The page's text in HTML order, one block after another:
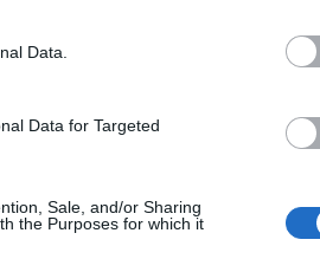
Data.
Data for Targeted
Sale, and/or Sharing
the Purposes for which it
27 gennaio
TV daranno ampio spazio
Shoah. Al momento
è ancora un po’ presto
27 gennaio. Di sicuro ci